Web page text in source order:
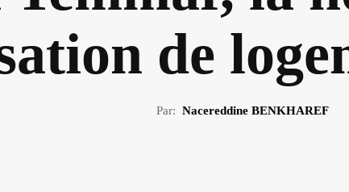
de
Par: Nacereddine BENKHAREF